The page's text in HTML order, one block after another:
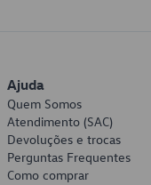
Ajuda
Quem Somos
Atendimento (SAC)
Devoluções e trocas
Perguntas Frequentes
Como comprar